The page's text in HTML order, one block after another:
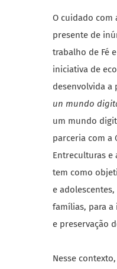
O cuidado com
presente de
trabalho de Fé
iniciativa de
desenvolvida
un mundo
um mundo
parceria com a
Entreculturas e
tem como
e
famílias, para
e preservação
Nesse